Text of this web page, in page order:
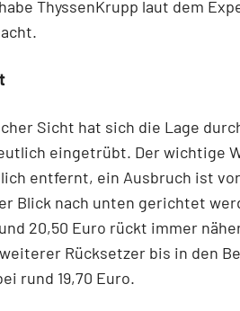
ThyssenKrupp laut dem
Sicht hat sich die Lage
eingetrübt. Der wichtige
entfernt, ein Ausbruch ist
Blick nach unten gerichtet
20,50 Euro rückt immer
Rücksetzer bis in den
rund 19,70 Euro.